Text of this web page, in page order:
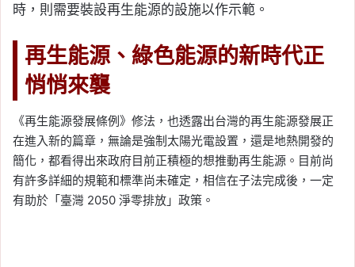
時，則需要裝設再生能源的設施以作示範。
再生能源、綠色能源的新時代正
悄悄來襲
《再生能源發展條例》修法，也透露出台灣的再生能源發展正
在進入新的篇章，無論是強制太陽光電設置，還是地熱開發的
簡化，都看得出來政府目前正積極的想推動再生能源。目前尚
有許多詳細的規範和標準尚未確定，相信在子法完成後，一定
有助於「臺灣 2050 淨零排放」政策。